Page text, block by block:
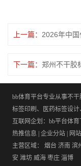
上一篇：
下一篇：
bb体育平台专业从事不
标签印刷、医药标签设
互联网企划：bb平台体育
热推信息
企业分站| 网
主营区域： 烟台 济南 滨
安 潍坊 威海 枣庄 淄博